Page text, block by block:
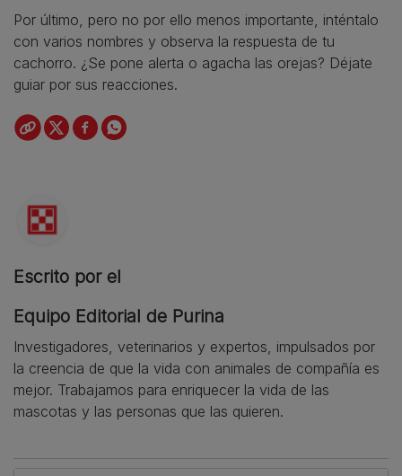
Por último, pero no por ello menos importante, inténtalo
con varios nombres y observa la respuesta de tu
cachorro. ¿Se pone alerta o agacha las orejas? Déjate
guiar por sus reacciones.
Escrito por el
Equipo Editorial de Purina
Investigadores, veterinarios y expertos, impulsados por
la creencia de que la vida con animales de compañía es
mejor. Trabajamos para enriquecer la vida de las
mascotas y las personas que las quieren.